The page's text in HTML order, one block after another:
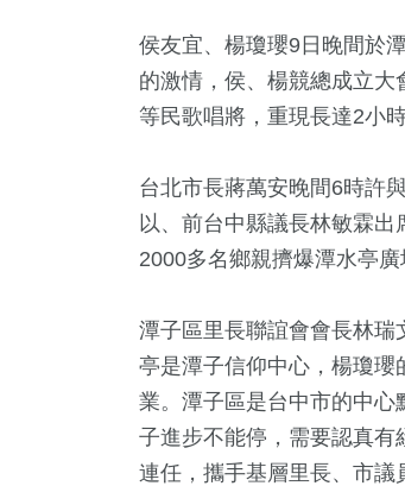
侯友宜、楊瓊瓔9日晚間於
的激情，侯、楊競總成立
等民歌唱將，重現長達2小
台北市長蔣萬安晚間6時許
以、前台中縣議長林敏霖出
2000多名鄉親擠爆潭水亭
潭子區里長聯誼會會長林
亭是潭子信仰中心，楊瓊
業。潭子區是台中市的中
子進步不能停，需要認真
連任，攜手基層里長、市議
兩岸道教文化交
4+
演唱會
藝文 司法放大鏡
265+
文教